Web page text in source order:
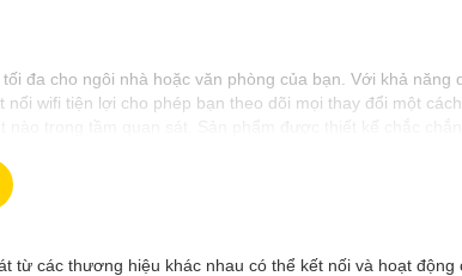
đa cho ngôi nhà hoặc văn phòng của bạn. Với khả năng
wifi tiện lợi cho phép bạn theo dõi mọi thay đổi một
các thương hiệu khác nhau có thể kết nối và hoạt động